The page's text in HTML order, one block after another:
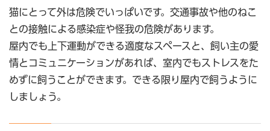
猫にとって外は危険でいっぱいです。交通事故や他のねこ
との接触による感染症や怪我の危険があります。
屋内でも上下運動ができる適度なスペースと、飼い主の愛
情とコミュニケーションがあれば、室内でもストレスをた
めずに飼うことができます。できる限り屋内で飼うように
しましょう。